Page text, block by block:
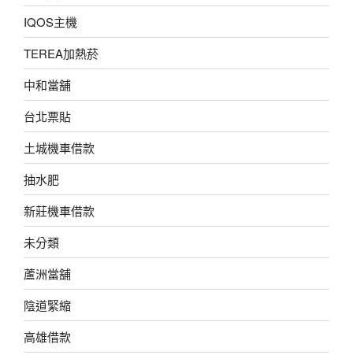
IQOS主機
TEREA加熱菸
中和當舖
台北票貼
土城機車借款
抽水肥
新莊機車借款
未分類
蘆洲當舖
陰道緊縮
高雄借款